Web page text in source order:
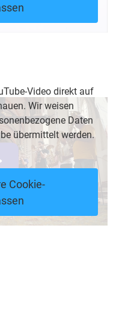
Video direkt auf
Wir weisen
Daten
übermittelt werden.
Cookie-